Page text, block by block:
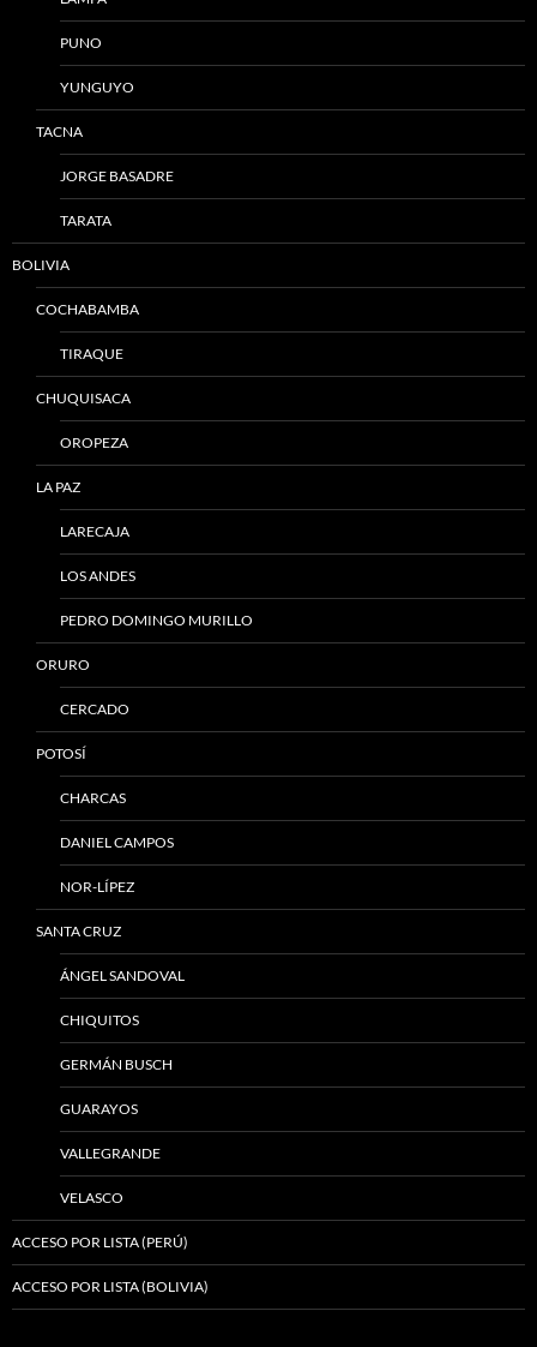
PUNO
YUNGUYO
TACNA
JORGE BASADRE
TARATA
BOLIVIA
COCHABAMBA
TIRAQUE
CHUQUISACA
OROPEZA
LA PAZ
LARECAJA
LOS ANDES
PEDRO DOMINGO MURILLO
ORURO
CERCADO
POTOSÍ
CHARCAS
DANIEL CAMPOS
NOR-LÍPEZ
SANTA CRUZ
ÁNGEL SANDOVAL
CHIQUITOS
GERMÁN BUSCH
GUARAYOS
VALLEGRANDE
VELASCO
ACCESO POR LISTA (PERÚ)
ACCESO POR LISTA (BOLIVIA)